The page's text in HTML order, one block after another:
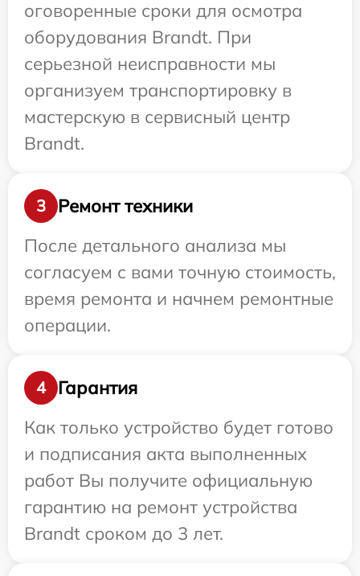
оговоренные сроки для осмотра
оборудования Brandt. При
серьезной неисправности мы
организуем транспортировку в
мастерскую в сервисный центр
Brandt.
3
Ремонт техники
После детального анализа мы
согласуем с вами точную стоимость,
время ремонта и начнем ремонтные
операции.
4
Гарантия
Как только устройство будет готово
и подписания акта выполненных
работ Вы получите официальную
гарантию на ремонт устройства
Brandt сроком до 3 лет.